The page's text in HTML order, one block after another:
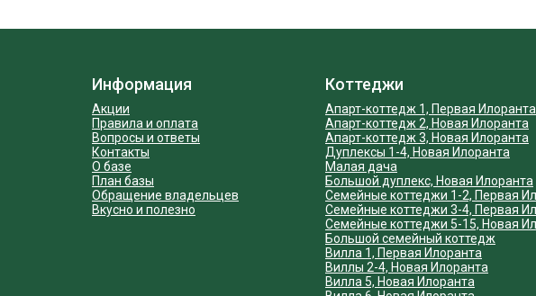
Информация
Акции
Правила и оплата
Вопросы и ответы
Контакты
О базе
План базы
Обращение владельцев
Вкусно и полезно
Коттеджи
Апарт-коттедж 1, Первая Илоранта
Апарт-коттедж 2, Новая Илоранта
Апарт-коттедж 3, Новая Илоранта
Дуплексы 1-4, Новая Илоранта
Малая дача
Большой дуплекс, Новая Илоранта
Cемейные коттеджи 1-2, Первая
Семейные коттеджи 3-4, Первая
Семейные коттеджи 5-15, Новая
Большой семейный коттедж
Вилла 1, Первая Илоранта
Виллы 2-4, Новая Илоранта
Вилла 5, Новая Илоранта